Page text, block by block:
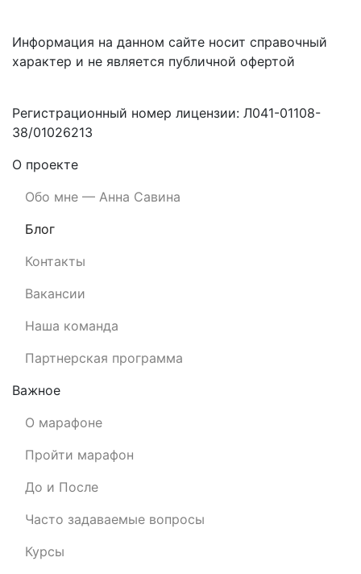
Информация на данном сайте носит справочный
характер и не является публичной офертой
Регистрационный номер лицензии: Л041-01108-
38/01026213
О проекте
Обо мне — Анна Савина
Блог
Контакты
Вакансии
Наша команда
Партнерская программа
Важное
О марафоне
Пройти марафон
До и После
Часто задаваемые вопросы
Курсы